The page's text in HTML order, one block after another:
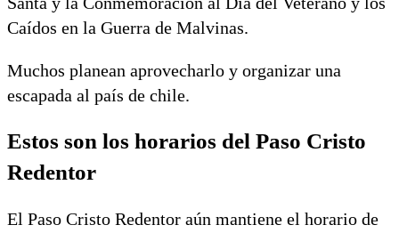
Caídos en la Guerra de Malvinas.
Muchos planean aprovecharlo y organizar una
escapada al país de chile.
Estos son los horarios del Paso Cristo
Redentor
El Paso Cristo Redentor aún mantiene el horario de